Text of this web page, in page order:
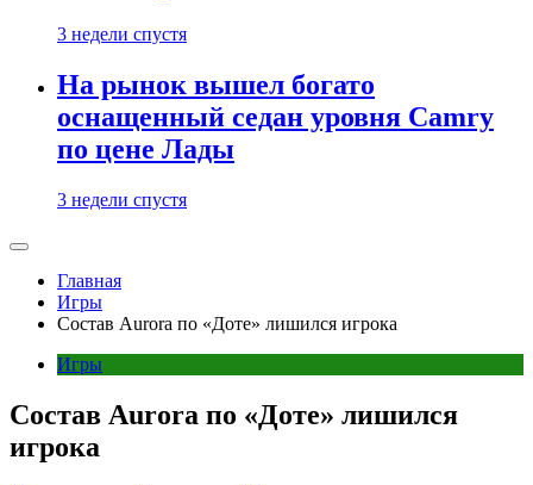
3 недели спустя
На рынок вышел богато
оснащенный седан уровня Camry
по цене Лады
3 недели спустя
Главная
Игры
Состав Aurora по «Доте» лишился игрока
Игры
Состав Aurora по «Доте» лишился
игрока